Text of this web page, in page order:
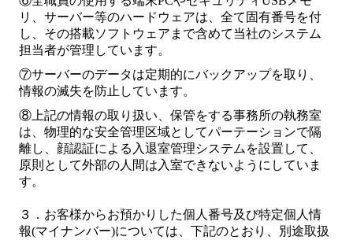
リ、サーバー等のハードウェアは、全て固有番号を付
し、その搭載ソフトウェアまで含めて当社のシステム
担当者が管理しています。
⑦サーバーのデータは定期的にバックアップを取り、
情報の滅失を防止しています。
⑧上記の情報の取り扱い、保管をする事務所の執務室
は、物理的な安全管理区域としてパーテーションで隔
離し、顔認証による入退室管理システムを設置して、
原則として外部の人間は入室できないようにしていま
す。
３．お客様からお預かりした個人番号及び特定個人情
報(マイナンバー)については、下記のとおり、別途取扱